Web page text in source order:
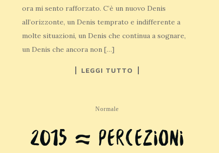
ora mi sento rafforzato. C’è un nuovo Denis
all’orizzonte, un Denis temprato e indifferente a
molte situazioni, un Denis che continua a sognare,
un Denis che ancora non […]
LEGGI TUTTO
Normale
2015 ~ Percezioni